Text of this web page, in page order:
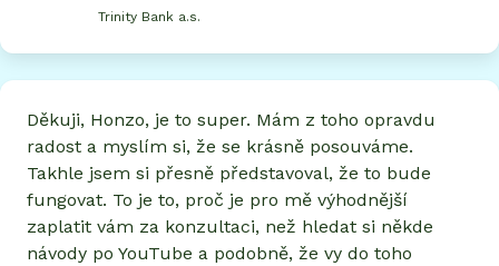
Trinity Bank a.s.
Děkuji, Honzo, je to super. Mám z toho opravdu
radost a myslím si, že se krásně posouváme.
Takhle jsem si přesně představoval, že to bude
fungovat. To je to, proč je pro mě výhodnější
zaplatit vám za konzultaci, než hledat si někde
návody po YouTube a podobně, že vy do toho